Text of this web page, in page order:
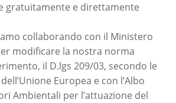
gratuitamente e direttamente
collaborando con il Ministero
modificare la nostra norma
il D.lgs 209/03, secondo le
Europea e con l’Albo
Ambientali per l’attuazione del